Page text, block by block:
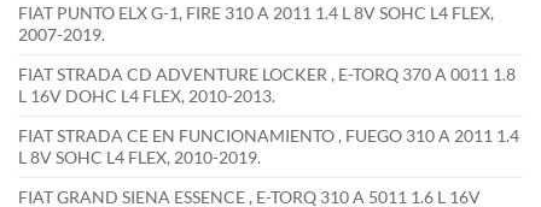
FIAT PUNTO ELX G-1, FIRE 310 A 2011 1.4 L 8V SOHC L4 FLEX,
2007-2019.
FIAT STRADA CD ADVENTURE LOCKER , E-TORQ 370 A 0011 1.8
L 16V DOHC L4 FLEX, 2010-2013.
FIAT STRADA CE EN FUNCIONAMIENTO , FUEGO 310 A 2011 1.4
L 8V SOHC L4 FLEX, 2010-2019.
FIAT GRAND SIENA ESSENCE , E-TORQ 310 A 5011 1.6 L 16V